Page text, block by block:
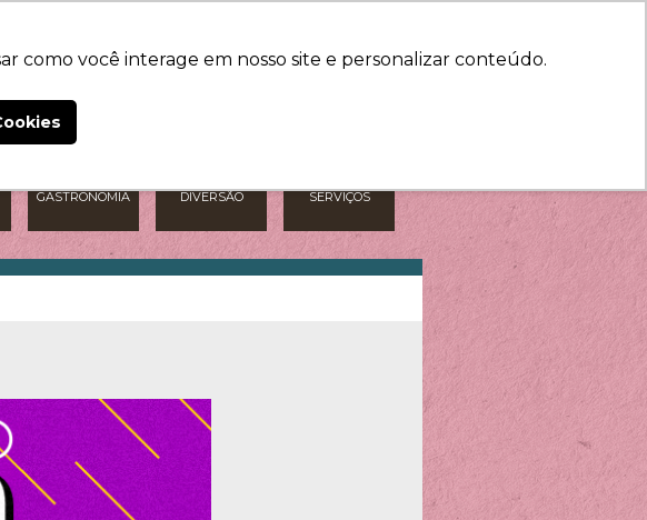
como você interage em nosso site e personalizar conteúdo.
GASTRONOMIA DIVERSÃO SERVIÇOS